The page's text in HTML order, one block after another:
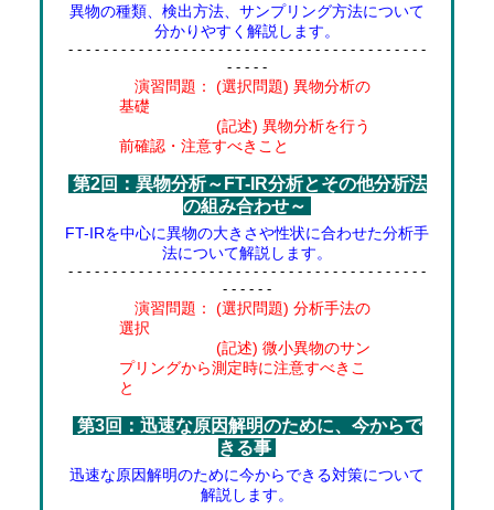
異物の種類、検出方法、サンプリング方法について
分かりやすく解説します。
- - - - - - - - - - - - - - - - - - - - - - - - - - - - - - - - - - - - - - - - -
- - - - -
演習問題： (選択問題) 異物分析の
基礎
(記述) 異物分析を行う
前確認・注意すべきこと
第2回：異物分析～FT-IR分析とその他分析法
の組み合わせ～
FT-IRを中心に異物の大きさや性状に合わせた分析手
法について解説します。
- - - - - - - - - - - - - - - - - - - - - - - - - - - - - - - - - - - - - - - - -
- - - - - -
演習問題： (選択問題) 分析手法の
選択
(記述) 微小異物のサン
プリングから測定時に注意すべきこ
と
第3回：迅速な原因解明のために、今からで
きる事
迅速な原因解明のために今からできる対策について
解説します。